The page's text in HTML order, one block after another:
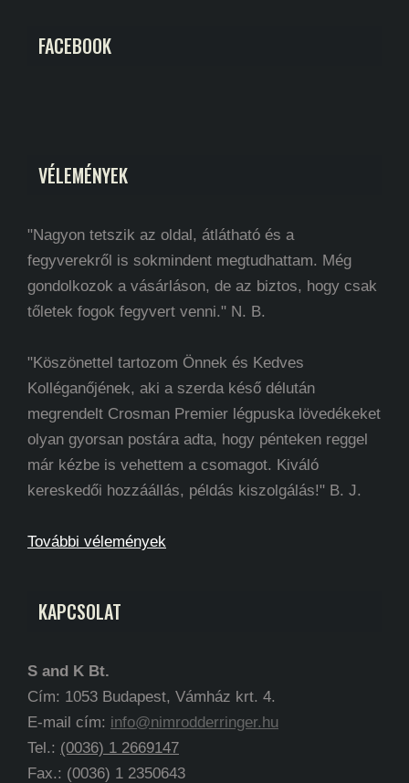
FACEBOOK
VÉLEMÉNYEK
"Nagyon tetszik az oldal, átlátható és a
fegyverekről is sokmindent megtudhattam. Még
gondolkozok a vásárláson, de az biztos, hogy csak
tőletek fogok fegyvert venni." N. B.
"Köszönettel tartozom Önnek és Kedves
Kolléganőjének, aki a szerda késő délután
megrendelt Crosman Premier légpuska lövedékeket
olyan gyorsan postára adta, hogy pénteken reggel
már kézbe is vehettem a csomagot. Kiváló
kereskedői hozzáállás, példás kiszolgálás!" B. J.
További vélemények
KAPCSOLAT
S and K Bt.
Cím: 1053 Budapest, Vámház krt. 4.
E-mail cím: info@nimrodderringer.hu
Tel.: (0036) 1 2669147
Fax.: (0036) 1 2350643